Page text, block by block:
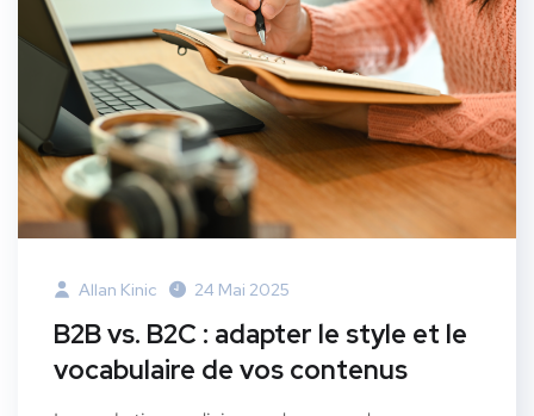
Allan Kinic 24 Mai 2025
B2B vs. B2C : adapter le style et le
vocabulaire de vos contenus